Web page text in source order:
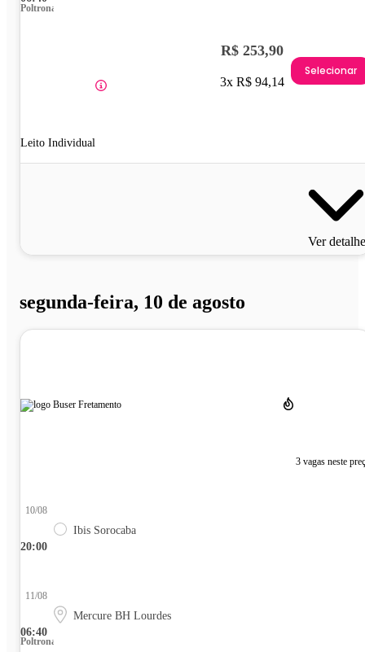
Poltrona
Leito Individual
R$ 253,90
3x R$ 94,14
Selecionar
Ver
segunda-feira, 10 de agosto
3 vagas neste
20:00
10/08
Ibis Sorocaba
06:40
11/08
Mercure BH Lourdes
Poltrona